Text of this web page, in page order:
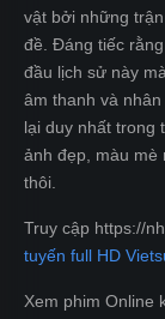
vật bởi những
đề. Đáng tiếc
đầu lịch sử này
âm thanh và
lại duy nhất trong
ảnh đẹp, màu mè
thôi.
Truy cập https://
tuyến full HD
Xem phim Online